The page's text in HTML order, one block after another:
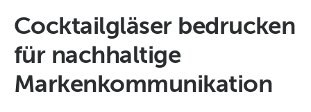
Cocktailgläser bedrucken
für nachhaltige
Markenkommunikation